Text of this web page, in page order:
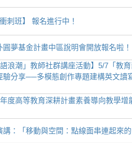
刺班】 報名進行中！
圓夢基金計畫中區說明會開放報名啦！
語浪潮」教師社群講座活動】5/7「教
驗分享──多模態創作專題建構英文讀
年度高等教育深耕計畫素養導向教學
講：「移動與空間：點線面串連起來